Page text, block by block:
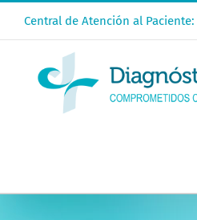
Central de Atención al Paciente: